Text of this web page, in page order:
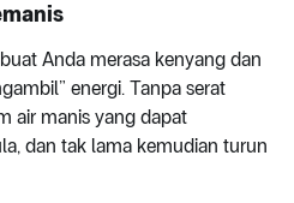
Anda merasa kenyang dan
energi. Tanpa serat
air manis yang dapat
dan tak lama kemudian turun